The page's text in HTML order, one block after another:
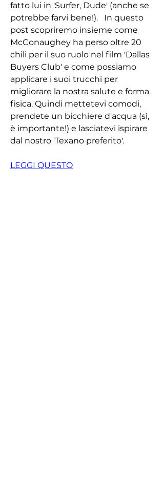
fatto lui in 'Surfer, Dude' (anche se
potrebbe farvi bene!).   In questo
post scopriremo insieme come
McConaughey ha perso oltre 20
chili per il suo ruolo nel film 'Dallas
Buyers Club' e come possiamo
applicare i suoi trucchi per
migliorare la nostra salute e forma
fisica. Quindi mettetevi comodi,
prendete un bicchiere d'acqua (sì,
è importante!) e lasciatevi ispirare
dal nostro 'Texano preferito'.
LEGGI QUESTO